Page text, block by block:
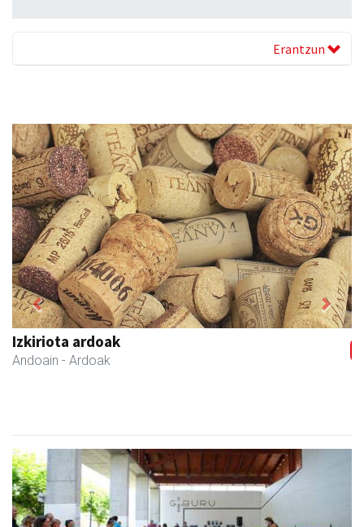
Erantzun
Ernaitza liburu-denda
Andoain - Liburu-dendak
Previous Next